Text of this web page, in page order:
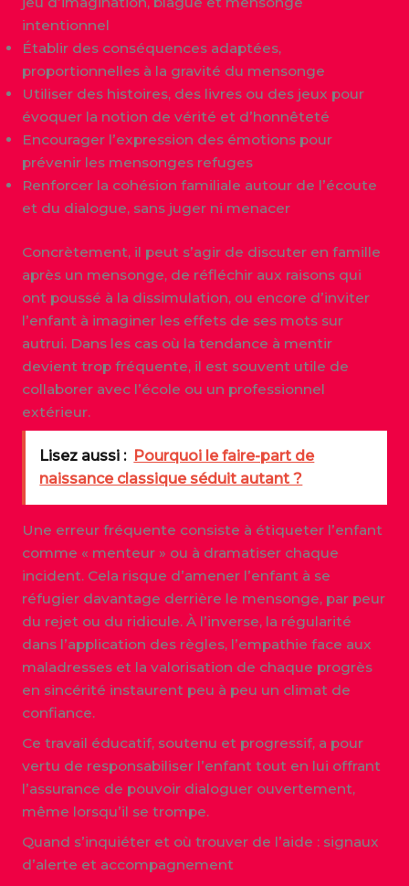
intentionnel
Établir des conséquences adaptées,
proportionnelles à la gravité du mensonge
Utiliser des histoires, des livres ou des jeux pour
évoquer la notion de vérité et d’honnêteté
Encourager l’expression des émotions pour
prévenir les mensonges refuges
Renforcer la cohésion familiale autour de l’écoute
et du dialogue, sans juger ni menacer
Concrètement, il peut s’agir de discuter en famille
après un mensonge, de réfléchir aux raisons qui
ont poussé à la dissimulation, ou encore d’inviter
l’enfant à imaginer les effets de ses mots sur
autrui. Dans les cas où la tendance à mentir
devient trop fréquente, il est souvent utile de
collaborer avec l’école ou un professionnel
extérieur.
Lisez aussi :
Pourquoi le faire-part de
naissance classique séduit autant ?
Une erreur fréquente consiste à étiqueter l’enfant
comme « menteur » ou à dramatiser chaque
incident. Cela risque d’amener l’enfant à se
réfugier davantage derrière le mensonge, par peur
du rejet ou du ridicule. À l’inverse, la régularité
dans l’application des règles, l’empathie face aux
maladresses et la valorisation de chaque progrès
en sincérité instaurent peu à peu un climat de
confiance.
Ce travail éducatif, soutenu et progressif, a pour
vertu de responsabiliser l’enfant tout en lui offrant
l’assurance de pouvoir dialoguer ouvertement,
même lorsqu’il se trompe.
Quand s’inquiéter et où trouver de l’aide : signaux
d’alerte et accompagnement